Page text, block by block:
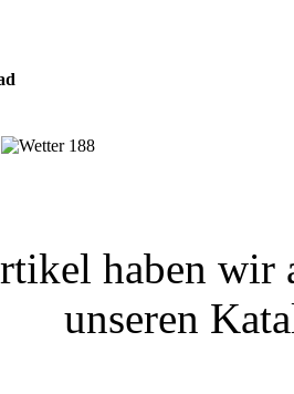
haben wir
unseren